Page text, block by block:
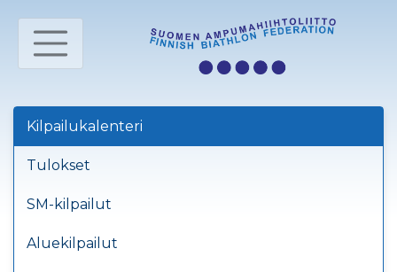
Kilpailukalenteri
Tulokset
SM-kilpailut
Aluekilpailut